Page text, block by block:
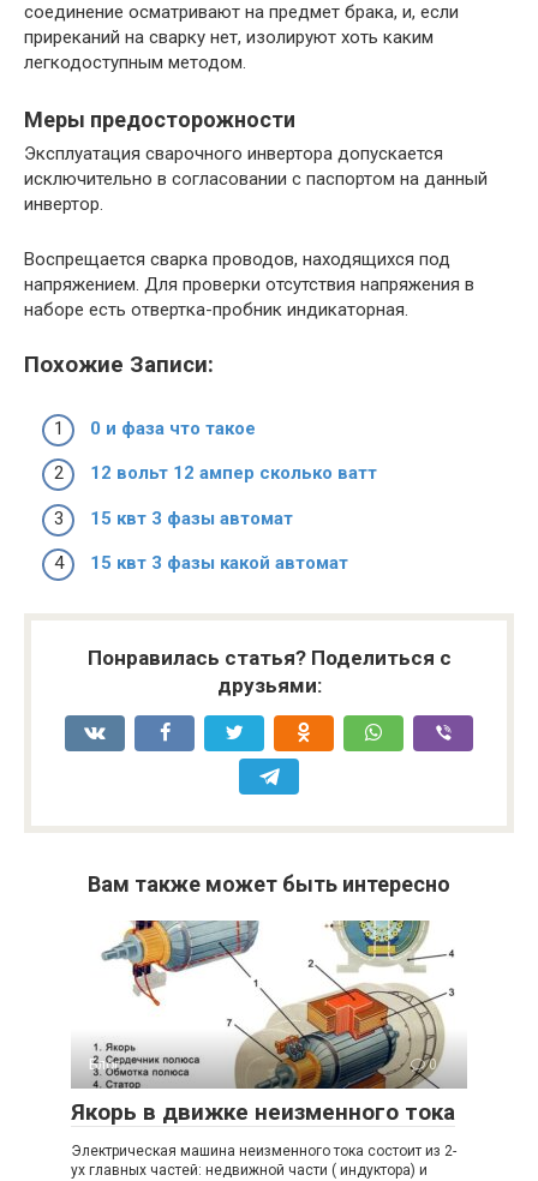
соединение осматривают на предмет брака, и, если
приреканий на сварку нет, изолируют хоть каким
легкодоступным методом.
Меры предосторожности
Эксплуатация сварочного инвертора допускается
исключительно в согласовании с паспортом на данный
инвертор.
Воспрещается сварка проводов, находящихся под
напряжением. Для проверки отсутствия напряжения в
наборе есть отвертка-пробник индикаторная.
Похожие Записи:
0 и фаза что такое
12 вольт 12 ампер сколько ватт
15 квт 3 фазы автомат
15 квт 3 фазы какой автомат
Понравилась статья? Поделиться с
друзьями:
Вам также может быть интересно
Блог 0
Якорь в движке неизменного тока
Электрическая машина неизменного тока состоит из 2-
ух главных частей: недвижной части ( индуктора) и